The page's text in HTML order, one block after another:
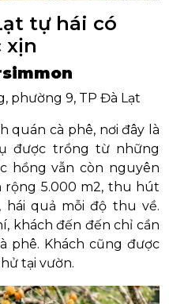
tự hái có
xịn
phường 9, TP Đà Lạt
quán cà phê, nơi đây là
được trồng từ những
hồng vẫn còn nguyên
rộng 5.000 m2, thu hút
quả mỗi độ thu về.
khách đến đến chỉ cần
phê. Khách cũng được
tại vườn.